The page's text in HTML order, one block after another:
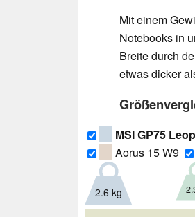
Mit einem
Notebooks in
Breite durch
etwas dicker
MSI GP75
Aorus 15 W9
2.6 kg